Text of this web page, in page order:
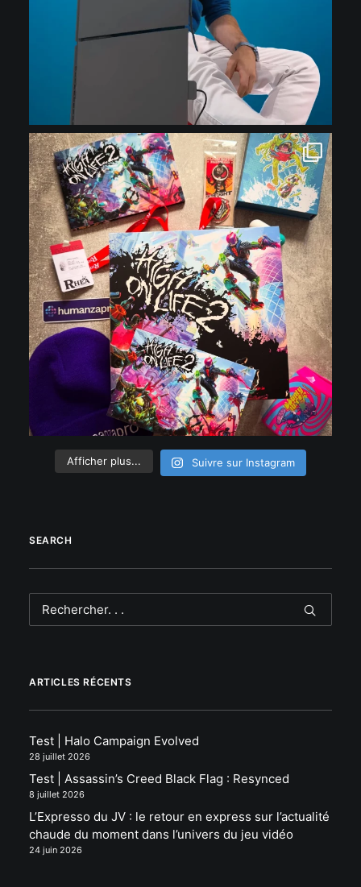
Afficher plus... Suivre sur Instagram
SEARCH
ARTICLES RÉCENTS
Test | Halo Campaign Evolved
28 juillet 2026
Test | Assassin’s Creed Black Flag : Resynced
8 juillet 2026
L’Expresso du JV : le retour en express sur l’actualité
chaude du moment dans l’univers du jeu vidéo
24 juin 2026